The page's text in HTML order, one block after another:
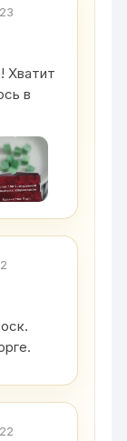
Хватит
в